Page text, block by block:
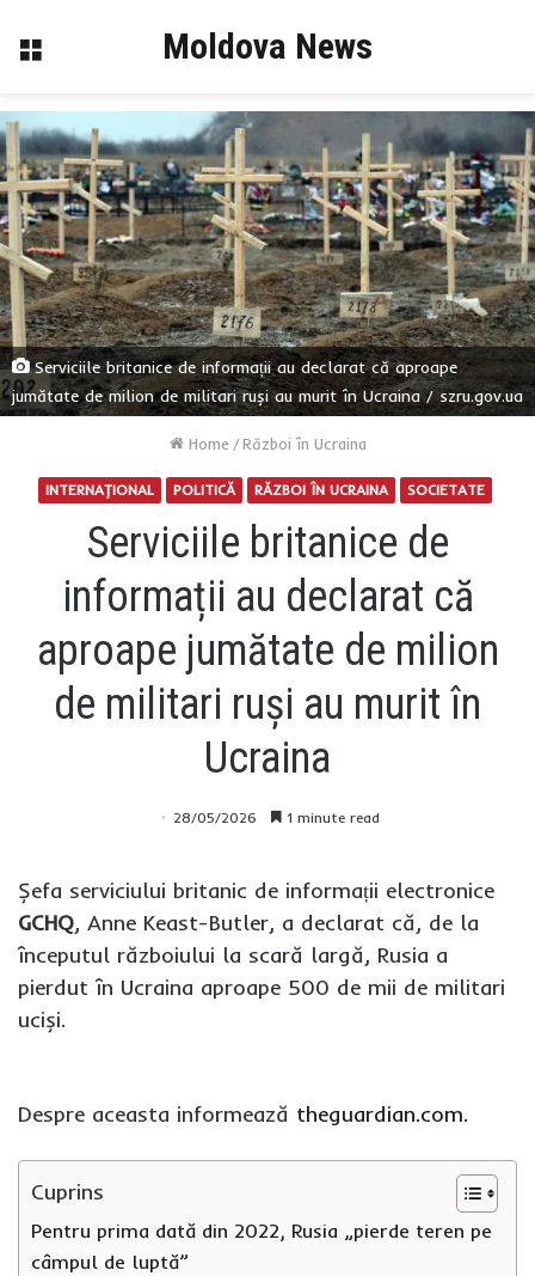
Menu Moldova News
Serviciile britanice de informații au declarat că aproape
jumătate de milion de militari ruși au murit în Ucraina / szru.gov.ua
Home / Război în Ucraina
INTERNAŢIONAL POLITICĂ RĂZBOI ÎN UCRAINA SOCIETATE
Serviciile britanice de
informații au declarat că
aproape jumătate de milion
de militari ruși au murit în
Ucraina
28/05/2026 1 minute read
Șefa serviciului britanic de informații electronice
GCHQ, Anne Keast-Butler, a declarat că, de la
începutul războiului la scară largă, Rusia a
pierdut în Ucraina aproape 500 de mii de militari
uciși.
Despre aceasta informează theguardian.com.
Cuprins
Pentru prima dată din 2022, Rusia „pierde teren pe
câmpul de luptă”